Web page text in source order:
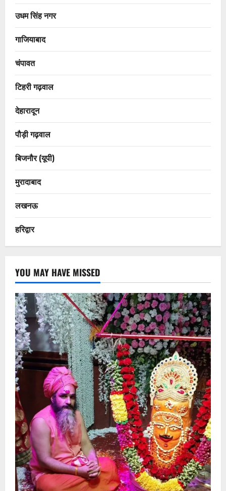
उधम सिंह नगर
गाजियाबाद
चंपावत
टिहरी गढ़वाल
देहारादून
पौड़ी गढ़वाल
बिजनौर (यूपी)
मुरादाबाद
लखनऊ
हरिद्वार
YOU MAY HAVE MISSED